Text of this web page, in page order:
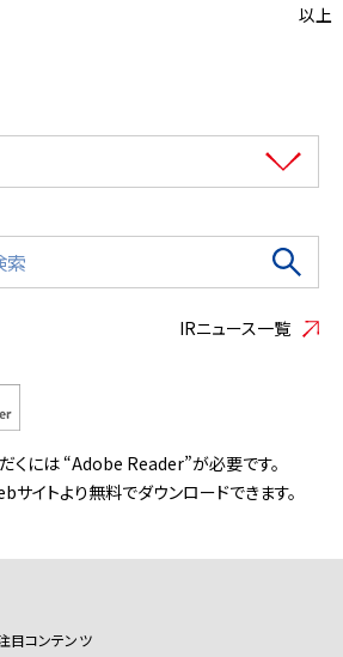
以上
IRニュース一覧
くには “Adobe Reader”が必要です。
イトより無料でダウンロードできます。
目コンテンツ